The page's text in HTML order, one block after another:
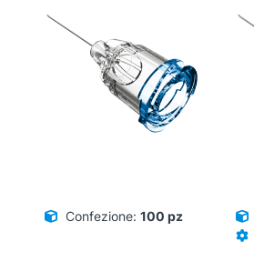
Confezione: 100 pz